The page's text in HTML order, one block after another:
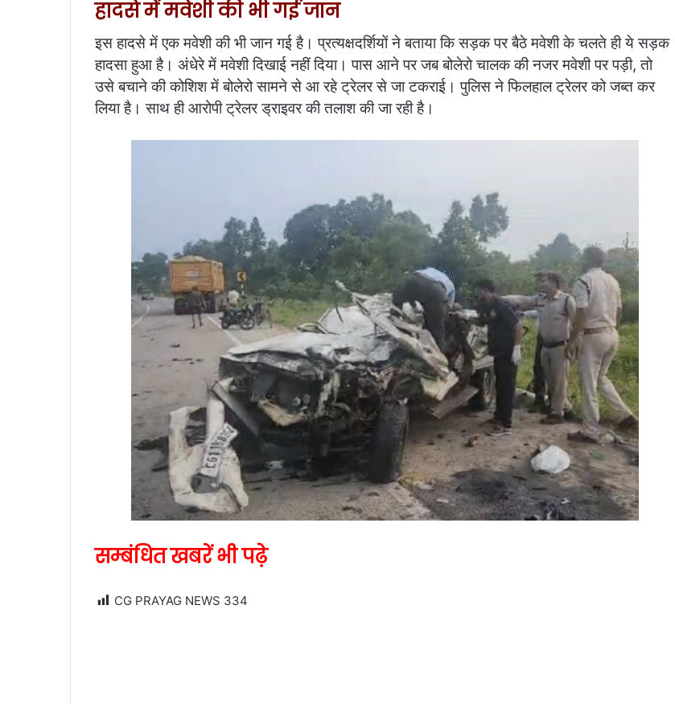
हादसे में मवेशी की भी गई जान
इस हादसे में एक मवेशी की भी जान गई है। प्रत्यक्षदर्शियों ने बताया कि सड़क पर बैठे मवेशी के चलते ही ये सड़क
हादसा हुआ है। अंधेरे में मवेशी दिखाई नहीं दिया। पास आने पर जब बोलेरो चालक की नजर मवेशी पर पड़ी, तो
उसे बचाने की कोशिश में बोलेरो सामने से आ रहे ट्रेलर से जा टकराई। पुलिस ने फिलहाल ट्रेलर को जब्त कर
लिया है। साथ ही आरोपी ट्रेलर ड्राइवर की तलाश की जा रही है।
सम्बंधित खबरें भी पढ़े
CG PRAYAG NEWS 334